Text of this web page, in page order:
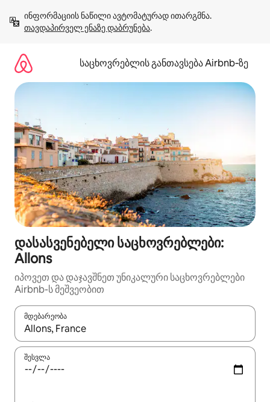
გადასვლა
თავდაპირველ ენაზე დაბრუნება.
საცხოვრებლის განთავსება Airbnb‑ზე
დასასვენებელი საცხოვრებლები:
Allons
იპოვეთ და დაჯავშნეთ უნიკალური საცხოვრებლები
Airbnb-ს მეშვეობით
მდებარეობა
როცა შედეგები ხელმისაწვდომი გახდება, ნავიგაციისთვის
შესვლა